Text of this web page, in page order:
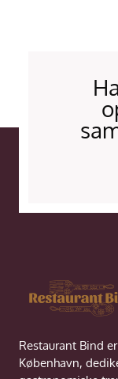
Restaurant Bind
København,